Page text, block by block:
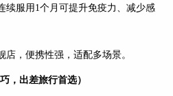
续服用1个月可提升免疫力、减少感
，便携性强，适配多场景。
，出差旅行首选）